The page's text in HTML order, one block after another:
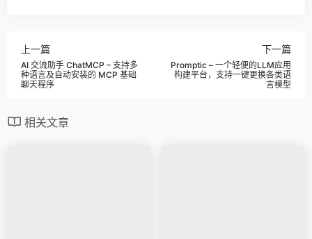
上一篇
AI 交流助手 ChatMCP – 支持多
种语言及自动安装的 MCP 基础
聊天程序
下一篇
Promptic – 一个轻便的LLM应用
构建平台，支持一键更换各类语
言模型
相关文章